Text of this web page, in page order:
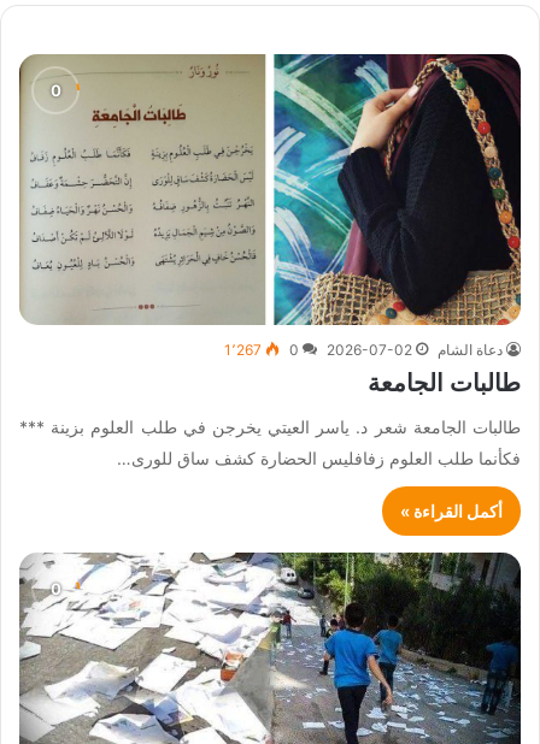
دعاة الشام 2026-07-02
0 1٬267
طالبات الجامعة
طالبات الجامعة شعر د. ياسر العيتي يخرجن في طلب العلوم بزينة ***
فكأنما طلب العلوم زفافليس الحضارة كشف ساق للورى…
أكمل القراءة »